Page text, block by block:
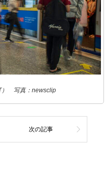
） 写真：newsclip
次の記事